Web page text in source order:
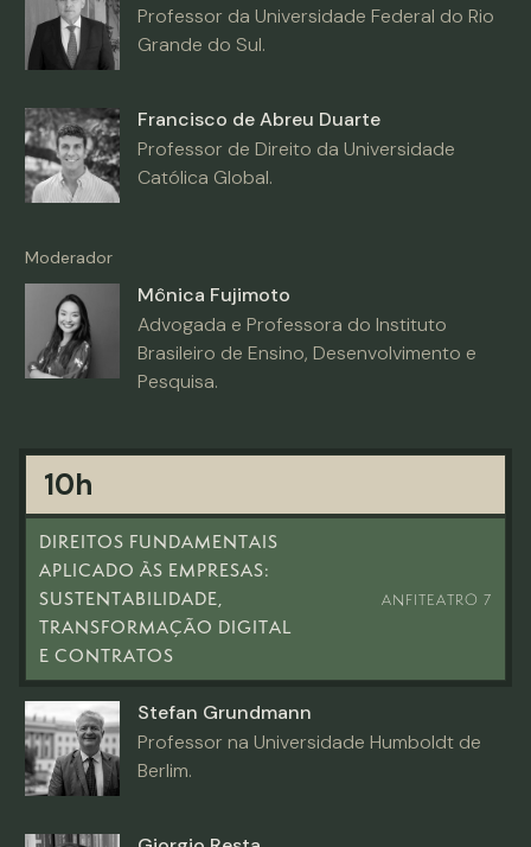
Professor da Universidade Federal do Rio
Grande do Sul.
Francisco de Abreu Duarte
Professor de Direito da Universidade
Católica Global.
Moderador
Mônica Fujimoto
Advogada e Professora do Instituto
Brasileiro de Ensino, Desenvolvimento e
Pesquisa.
10h
DIREITOS FUNDAMENTAIS
APLICADO ÀS EMPRESAS:
SUSTENTABILIDADE,
TRANSFORMAÇÃO DIGITAL
E CONTRATOS
ANFITEATRO 7
Stefan Grundmann
Professor na Universidade Humboldt de
Berlim.